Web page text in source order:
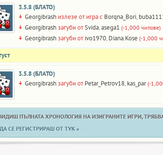
3.5.8 (БЛАТО)
Georgibrash излезе от игра с Borqna_Bori,
Georgibrashзагуби отSvida,asega1 (-1,000 чипове)
Georgibrashзагуби от ivo1970, Diana.Kose (-1,000
3.5.8 (БЛАТО)
Georgibrashзагуби от Petar_Petrov18, kas_par (-
ПЪЛНАТА ХРОНОЛОГИЯ НА ИЗИГРАНИТЕ ИГРИ,
СЕ РЕГИСТРИРАШ ОТ ТУК »